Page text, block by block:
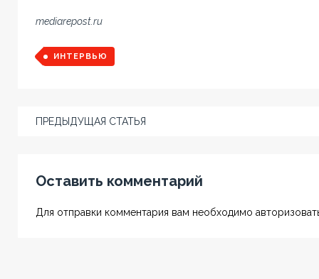
mediarepost.ru
ИНТЕРВЬЮ
ПРЕДЫДУЩАЯ СТАТЬЯ
Оставить комментарий
Для отправки комментария вам необходимо